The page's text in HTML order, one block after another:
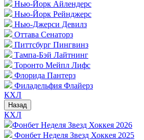
Нью-Йорк Айлендерс
Нью-Йорк Рейнджерс
Нью-Джерси Девилз
Оттава Сенаторз
Питтсбург Пингвинз
Тампа-Бэй Лайтнинг
Торонто Мейпл Лифс
Флорида Пантерз
Филадельфия Флайерз
КХЛ
Назад
КХЛ
Фонбет Неделя Звезд Хоккея 2026
Фонбет Неделя Звезд Хоккея 2025